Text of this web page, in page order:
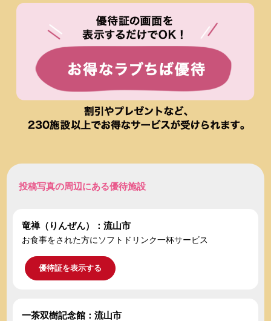
投稿写真の周辺にある優待施設
竜禅（りんぜん）：流山市
お食事をされた方にソフトドリンク一杯サービス
優待証を表示する
一茶双樹記念館：流山市